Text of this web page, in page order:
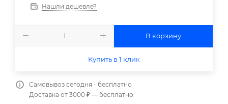
Нашли дешевле?
В корзину
Купить в 1 клик
Самовывоз сегодня - бесплатно
Доставка от 3000 ₽ — бесплатно